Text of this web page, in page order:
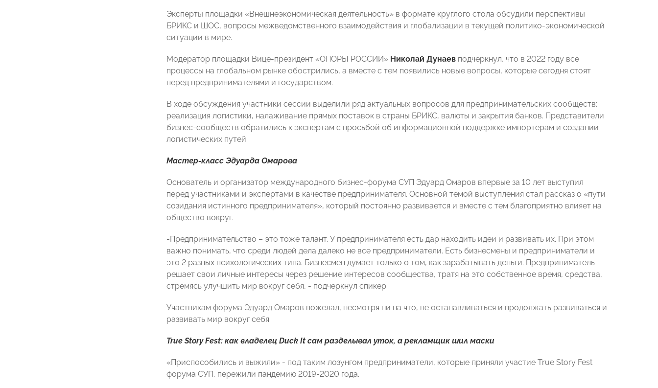
Эксперты площадки «Внешнеэкономическая деятельность» в формате круглого стола обсудили перспективы
БРИКС и ШОС, вопросы межведомственного взаимодействия и глобализации в текущей политико-экономической
ситуации в мире.
Модератор площадки Вице-президент «ОПОРЫ РОССИИ» Николай Дунаев подчеркнул, что в 2022 году все
процессы на глобальном рынке обострились, а вместе с тем появились новые вопросы, которые сегодня стоят
перед предпринимателями и государством.
В ходе обсуждения участники сессии выделили ряд актуальных вопросов для предпринимательских сообществ:
реализация логистики, налаживание прямых поставок в страны БРИКС, валюты и закрытия банков. Представители
бизнес-сообществ обратились к экспертам с просьбой об информационной поддержке импортерам и создании
логистических путей.
Мастер-класс Эдуарда Омарова
Основатель и организатор международного бизнес-форума СУП Эдуард Омаров впервые за 10 лет выступил
перед участниками и экспертами в качестве предпринимателя. Основной темой выступления стал рассказ о «пути
созидания истинного предпринимателя», который постоянно развивается и вместе с тем благоприятно влияет на
общество вокруг.
-Предпринимательство – это тоже талант. У предпринимателя есть дар находить идеи и развивать их. При этом
важно понимать, что среди людей дела далеко не все предприниматели. Есть бизнесмены и предприниматели и
это 2 разных психологических типа. Бизнесмен думает только о том, как зарабатывать деньги. Предприниматель
решает свои личные интересы через решение интересов сообщества, тратя на это собственное время, средства,
стремясь улучшить мир вокруг себя, - подчеркнул спикер
Участникам форума Эдуард Омаров пожелал, несмотря ни на что, не останавливаться и продолжать развиваться и
развивать мир вокруг себя.
True Story Fest: как владелец Duck It сам разделывал уток, а рекламщик шил маски
«Приспособились и выжили» - под таким лозунгом предприниматели, которые приняли участие True Story Fest
форума СУП, пережили пандемию 2019-2020 года.